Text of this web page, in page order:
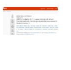
肠道纤维狭窄的新机制